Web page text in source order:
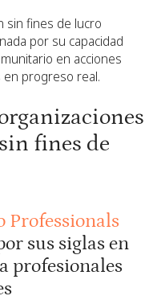
sin fines de lucro
por su capacidad
en acciones
en progreso real.
fines de
Professionals
sus siglas en
profesionales